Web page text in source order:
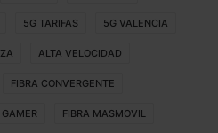
5G TARIFAS 5G VALENCIA
ALTA VELOCIDAD
FIBRA CONVERGENTE
GAMER FIBRA MASMOVIL